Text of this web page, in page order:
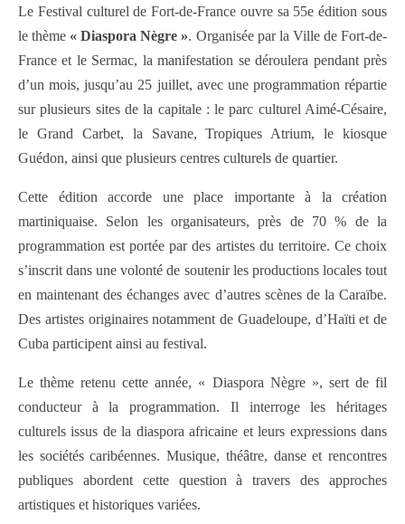
Le Festival culturel de Fort-de-France ouvre sa 55e édition sous
le thème « Diaspora Nègre ». Organisée par la Ville de Fort-de-
France et le Sermac, la manifestation se déroulera pendant près
d’un mois, jusqu’au 25 juillet, avec une programmation répartie
sur plusieurs sites de la capitale : le parc culturel Aimé-Césaire,
le Grand Carbet, la Savane, Tropiques Atrium, le kiosque
Guédon, ainsi que plusieurs centres culturels de quartier.
Cette édition accorde une place importante à la création
martiniquaise. Selon les organisateurs, près de 70 % de la
programmation est portée par des artistes du territoire. Ce choix
s’inscrit dans une volonté de soutenir les productions locales tout
en maintenant des échanges avec d’autres scènes de la Caraïbe.
Des artistes originaires notamment de Guadeloupe, d’Haïti et de
Cuba participent ainsi au festival.
Le thème retenu cette année, « Diaspora Nègre », sert de fil
conducteur à la programmation. Il interroge les héritages
culturels issus de la diaspora africaine et leurs expressions dans
les sociétés caribéennes. Musique, théâtre, danse et rencontres
publiques abordent cette question à travers des approches
artistiques et historiques variées.